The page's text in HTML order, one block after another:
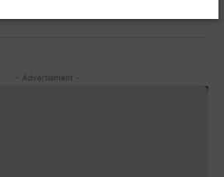
- Advertisment -